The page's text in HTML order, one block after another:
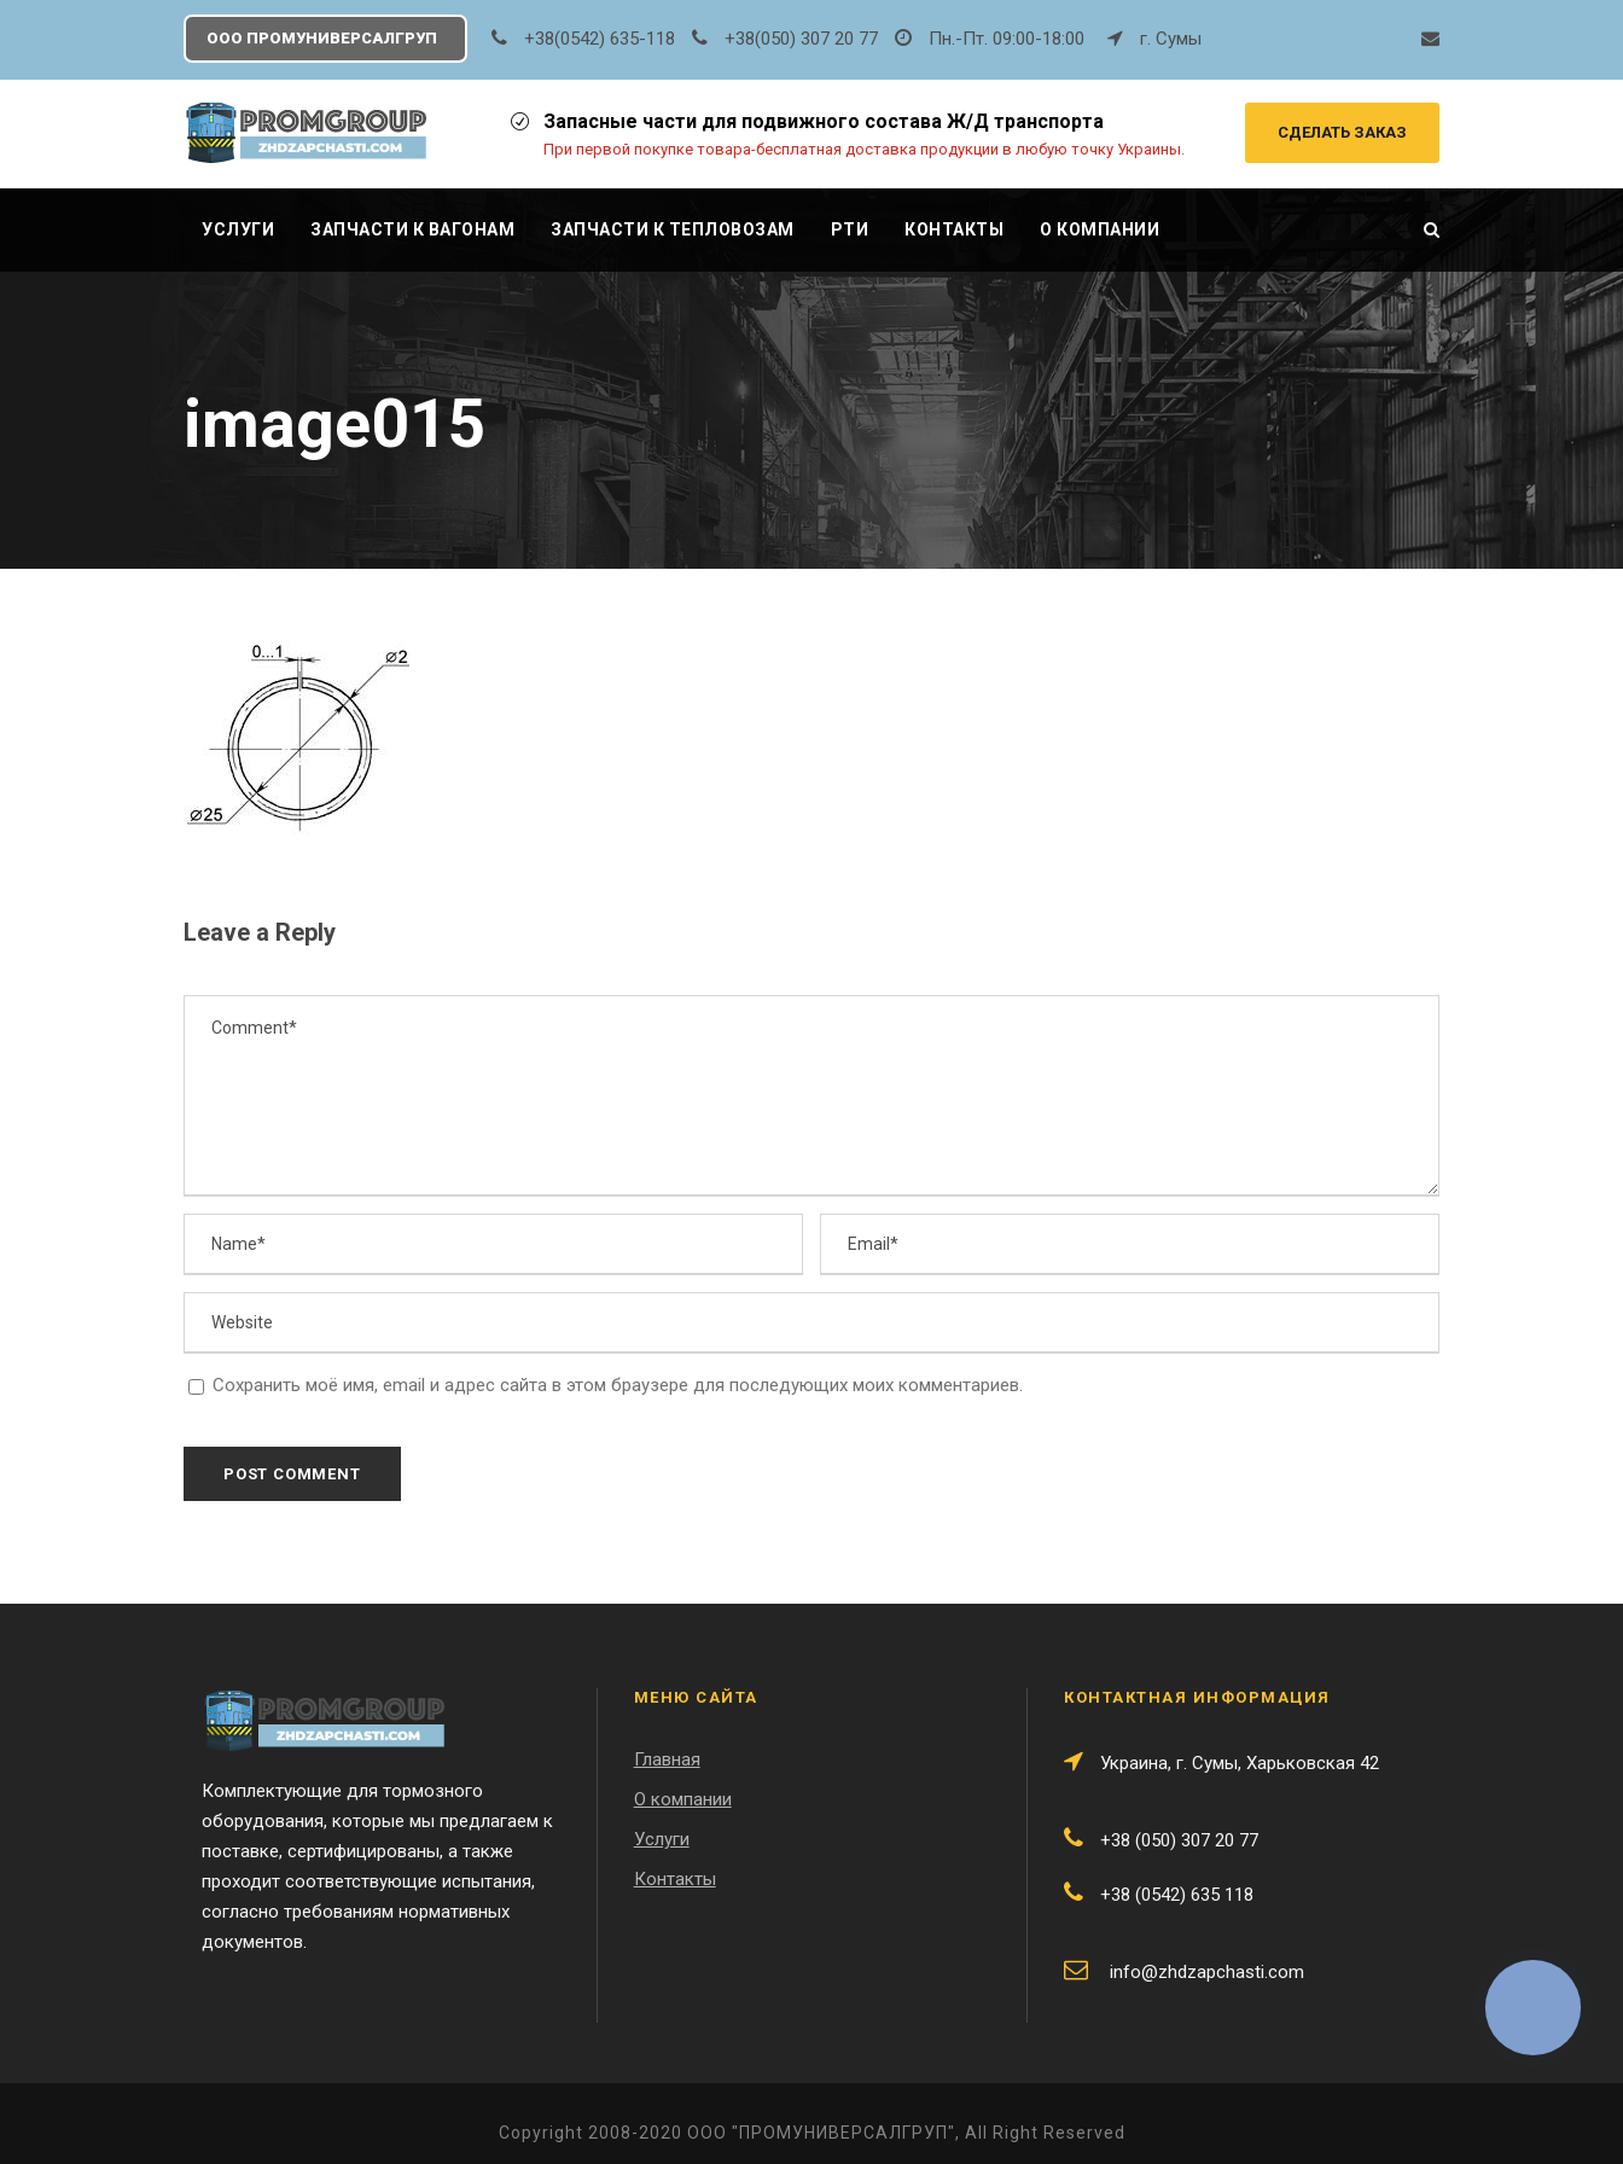
ООО ПРОМУНИВЕРСАЛГРУП +38(0542) 635-118 +38(050) 307 20 77 Пн.-Пт. 09:00-18:00 г. Сумы
Запасные части для подвижного состава Ж/Д транспорта
При первой покупке товара-бесплатная доставка продукции в любую точку Украины.
СДЕЛАТЬ ЗАКАЗ
УСЛУГИ ЗАПЧАСТИ К ВАГОНАМ ЗАПЧАСТИ К ТЕПЛОВОЗАМ РТИ КОНТАКТЫ О КОМПАНИИ
image015
Leave a Reply
Сохранить моё имя, email и адрес сайта в этом браузере для последующих моих комментариев.
Комплектующие для тормозного
оборудования, которые мы предлагаем к
поставке, сертифицированы, а также
проходит соответствующие испытания,
согласно требованиям нормативных
документов.
МЕНЮ САЙТА
Главная
О компании
Услуги
Контакты
КОНТАКТНАЯ ИНФОРМАЦИЯ
Украина, г. Сумы, Харьковская 42
+38 (050) 307 20 77
+38 (0542) 635 118
info@zhdzapchasti.com
Copyright 2008-2020 ООО "ПРОМУНИВЕРСАЛГРУП", All Right Reserved